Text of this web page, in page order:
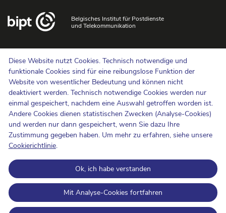
Diese Website nutzt Cookies. Technisch notwendige und
funktionale Cookies sind für eine reibungslose Funktion der
Website von wesentlicher Bedeutung und können nicht
deaktiviert werden. Technisch notwendige Cookies werden nur
einmal gespeichert, nachdem eine Auswahl getroffen worden ist.
Andere Cookies dienen statistischen Zwecken (Analyse-Cookies)
und werden nur dann gespeichert, wenn Sie dazu Ihre
Zustimmung gegeben haben. Um mehr zu erfahren, siehe unsere
Cookierichtlinie.
Ok, ich habe verstanden
Mit Analyse-Cookies fortfahren
Belgisches Institut für Postdienste
und Telekommunikation
Uns kontaktieren
Hinweisgebermeldungen
Newsletter
Barrierefreiheit
Presse
Cookie-Politik
Schutz der Privatsphäre
Nutzungsbedingungen und Urheberrechte
Informationskategorisierung
Open Data